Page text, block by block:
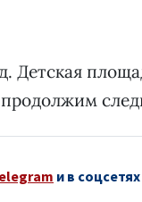
Детская
и в соцсетях